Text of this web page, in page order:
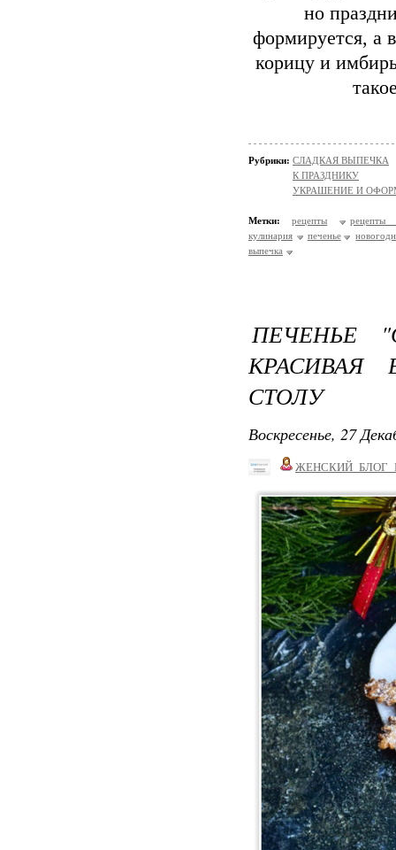
но
формируется, а
корицу и
Рубрики: СЛАДКАЯ ВЫПЕЧКА
К ПРАЗДНИКУ
УКРАШЕНИЕ И
Метки: рецепты
рецепты
кулинария
печенье
выпечка
ПЕЧЕНЬЕ
КРАСИВАЯ
СТОЛУ
Воскресенье, 27